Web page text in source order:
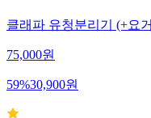
클래파 유청분리기 (+요
75,000원
59%30,900원